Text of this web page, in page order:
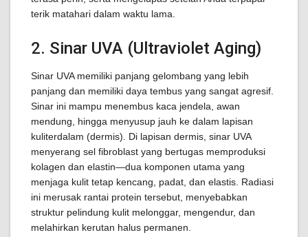
terik matahari dalam waktu lama.
2. Sinar UVA (Ultraviolet Aging)
Sinar UVA memiliki panjang gelombang yang lebih
panjang dan memiliki daya tembus yang sangat agresif.
Sinar ini mampu menembus kaca jendela, awan
mendung, hingga menyusup jauh ke dalam lapisan
kuliterdalam (dermis). Di lapisan dermis, sinar UVA
menyerang sel fibroblast yang bertugas memproduksi
kolagen dan elastin—dua komponen utama yang
menjaga kulit tetap kencang, padat, dan elastis. Radiasi
ini merusak rantai protein tersebut, menyebabkan
struktur pelindung kulit melonggar, mengendur, dan
melahirkan kerutan halus permanen.